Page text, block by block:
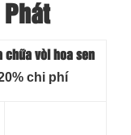
chữa vòi hoa sen
chi phí